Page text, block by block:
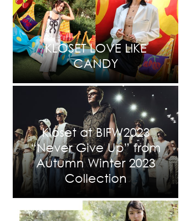
KLOSET LOVE LIKE
CANDY
Kloset at BIFW2023
“Never Give Up” from
Autumn Winter 2023
Collection